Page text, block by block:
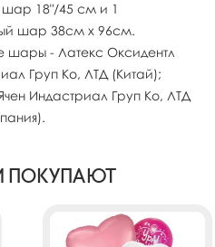
шар 18"/45 см и 1
шар 38см х 96см.
шары - Латекс Оксидентл
Груп Ко, ЛТД (Китай);
Индастриал Груп Ко, ЛТД
покупают